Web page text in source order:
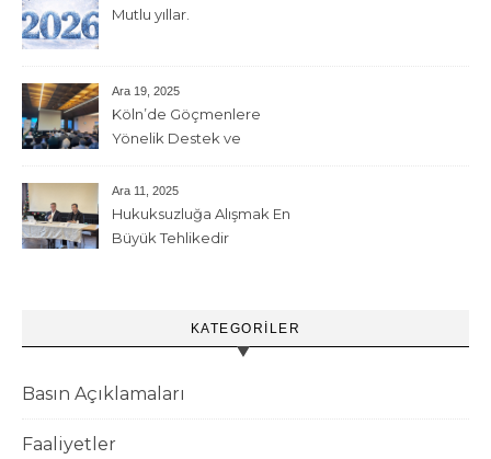
Mutlu yıllar.
Ara 19, 2025
Köln’de Göçmenlere
Yönelik Destek ve
Etkinliği
Ara 11, 2025
Hukuksuzluğa Alışmak En
Büyük Tehlikedir
KATEGORILER
Basın Açıklamaları
Faaliyetler